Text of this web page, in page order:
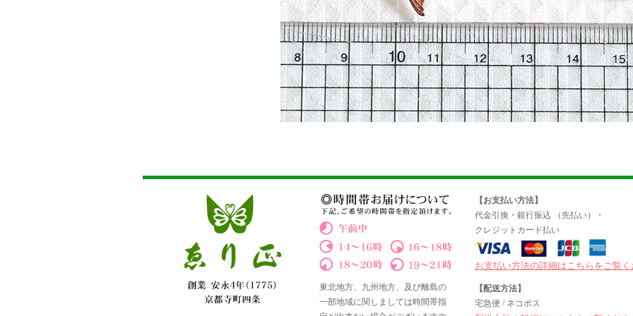
東北地方、九州地方、及び離島の
一部地域に関しましては時間帯指
【お支払い方法】
代金引換・銀行振込 （先払い）・
クレジットカード払い
お支払い方法の詳細はこちらをご覧
【配送方法】
宅急便 / ネコポス